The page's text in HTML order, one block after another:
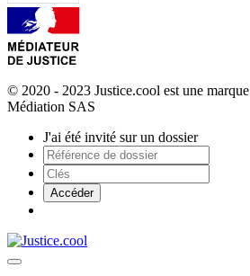
© 2020 - 2023 Justice.cool est une
Médiation SAS
J'ai été invité sur un dossier